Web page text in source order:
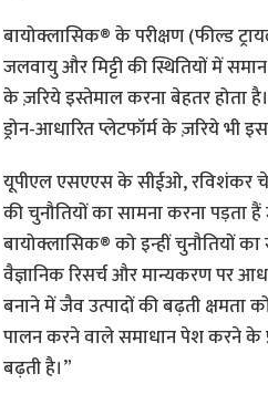
बायोक्लासिक® के परीक्षण (फील्ड
जलवायु और मिट्टी की स्थितियों में
के ज़रिये इस्तेमाल करना बेहतर होता
ड्रोन-आधारित प्लेटफॉर्म के ज़रिये भी
यूपीएल एसएएस के सीईओ, रविशंकर
की चुनौतियों का सामना करना पड़ता हैं
बायोक्लासिक® को इन्हीं चुनौतियों
वैज्ञानिक रिसर्च और मान्यकरण पर
बनाने में जैव उत्पादों की बढ़ती क्षमता
पालन करने वाले समाधान पेश करने के
बढ़ती है।”